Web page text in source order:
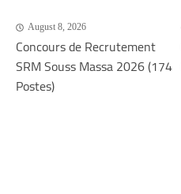
August 8, 2026
Concours de Recrutement
SRM Souss Massa 2026 (174
Postes)